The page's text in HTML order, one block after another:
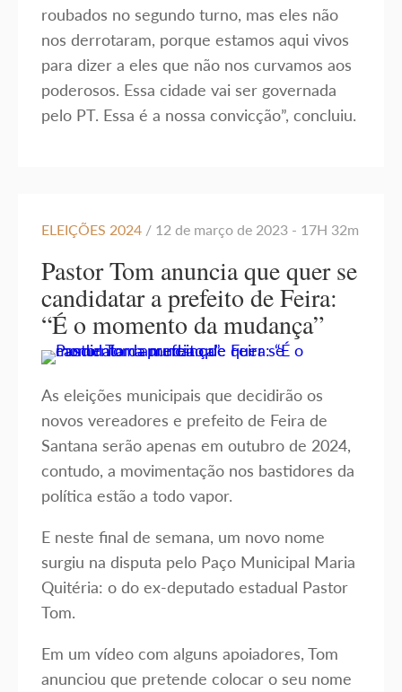
roubados no segundo turno, mas eles não
nos derrotaram, porque estamos aqui vivos
para dizer a eles que não nos curvamos aos
poderosos. Essa cidade vai ser governada
pelo PT. Essa é a nossa convicção”, concluiu.
ELEIÇÕES 2024 / 12 de março de 2023 - 17H 32m
Pastor Tom anuncia que quer se
candidatar a prefeito de Feira:
“É o momento da mudança”
As eleições municipais que decidirão os
novos vereadores e prefeito de Feira de
Santana serão apenas em outubro de 2024,
contudo, a movimentação nos bastidores da
política estão a todo vapor.
E neste final de semana, um novo nome
surgiu na disputa pelo Paço Municipal Maria
Quitéria: o do ex-deputado estadual Pastor
Tom.
Em um vídeo com alguns apoiadores, Tom
anunciou que pretende colocar o seu nome